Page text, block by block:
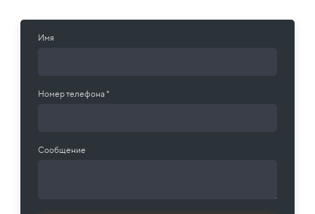
Имя
Номер телефона *
Сообщение